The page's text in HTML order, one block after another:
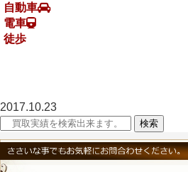
自動車
電車
徒歩
2017.10.23